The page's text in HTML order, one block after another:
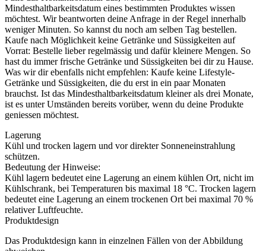
Mindesthaltbarkeitsdatum eines bestimmten Produktes wissen
möchtest. Wir beantworten deine Anfrage in der Regel innerhalb
weniger Minuten. So kannst du noch am selben Tag bestellen.
Kaufe nach Möglichkeit keine Getränke und Süssigkeiten auf
Vorrat: Bestelle lieber regelmässig und dafür kleinere Mengen. So
hast du immer frische Getränke und Süssigkeiten bei dir zu Hause.
Was wir dir ebenfalls nicht empfehlen: Kaufe keine Lifestyle-
Getränke und Süssigkeiten, die du erst in ein paar Monaten
brauchst. Ist das Mindesthaltbarkeitsdatum kleiner als drei Monate,
ist es unter Umständen bereits vorüber, wenn du deine Produkte
geniessen möchtest.
Lagerung
Kühl und trocken lagern und vor direkter Sonneneinstrahlung
schützen.
Bedeutung der Hinweise:
Kühl lagern bedeutet eine Lagerung an einem kühlen Ort, nicht im
Kühlschrank, bei Temperaturen bis maximal 18 °C. Trocken lagern
bedeutet eine Lagerung an einem trockenen Ort bei maximal 70 %
relativer Luftfeuchte.
Produktdesign
Das Produktdesign kann in einzelnen Fällen von der Abbildung